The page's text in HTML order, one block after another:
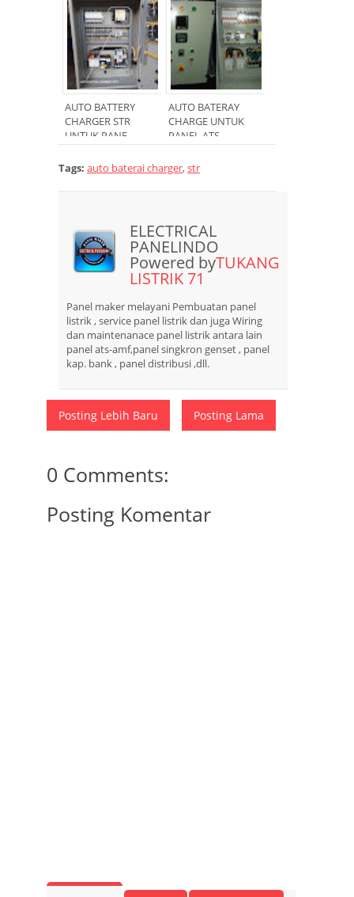
AUTO BATTERY
CHARGER STR
UNTUK PANE...
AUTO BATERAY
CHARGE UNTUK
PANEL ATS...
Tags: auto baterai charger,str
ELECTRICAL
PANELINDO
Powered byTUKANG
LISTRIK 71
Panel maker melayani Pembuatan panel
listrik , service panel listrik dan juga Wiring
dan maintenanace panel listrik antara lain
panel ats-amf,panel singkron genset , panel
kap. bank , panel distribusi ,dll.
Posting Lebih Baru Posting Lama
0 Comments:
Posting Komentar